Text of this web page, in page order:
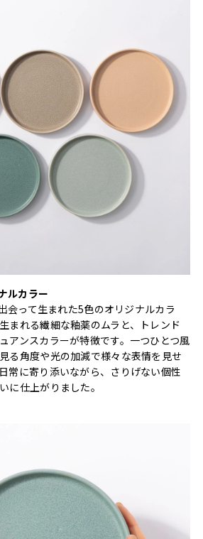
ルカラー
会って生まれた5色のオリジナルカラ
まれる繊細な釉薬のムラと、トレンド
アンスカラーが特徴です。一つひとつ風
る角度や光の加減で様々な表情を見せ
常に寄り添いながら、さりげない個性
に仕上がりました。